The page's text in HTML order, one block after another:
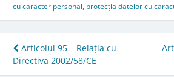
cu caracter personal, protecția datelor cu
Post
navigation
Articolul 95 – Relația cu
Directiva 2002/58/CE